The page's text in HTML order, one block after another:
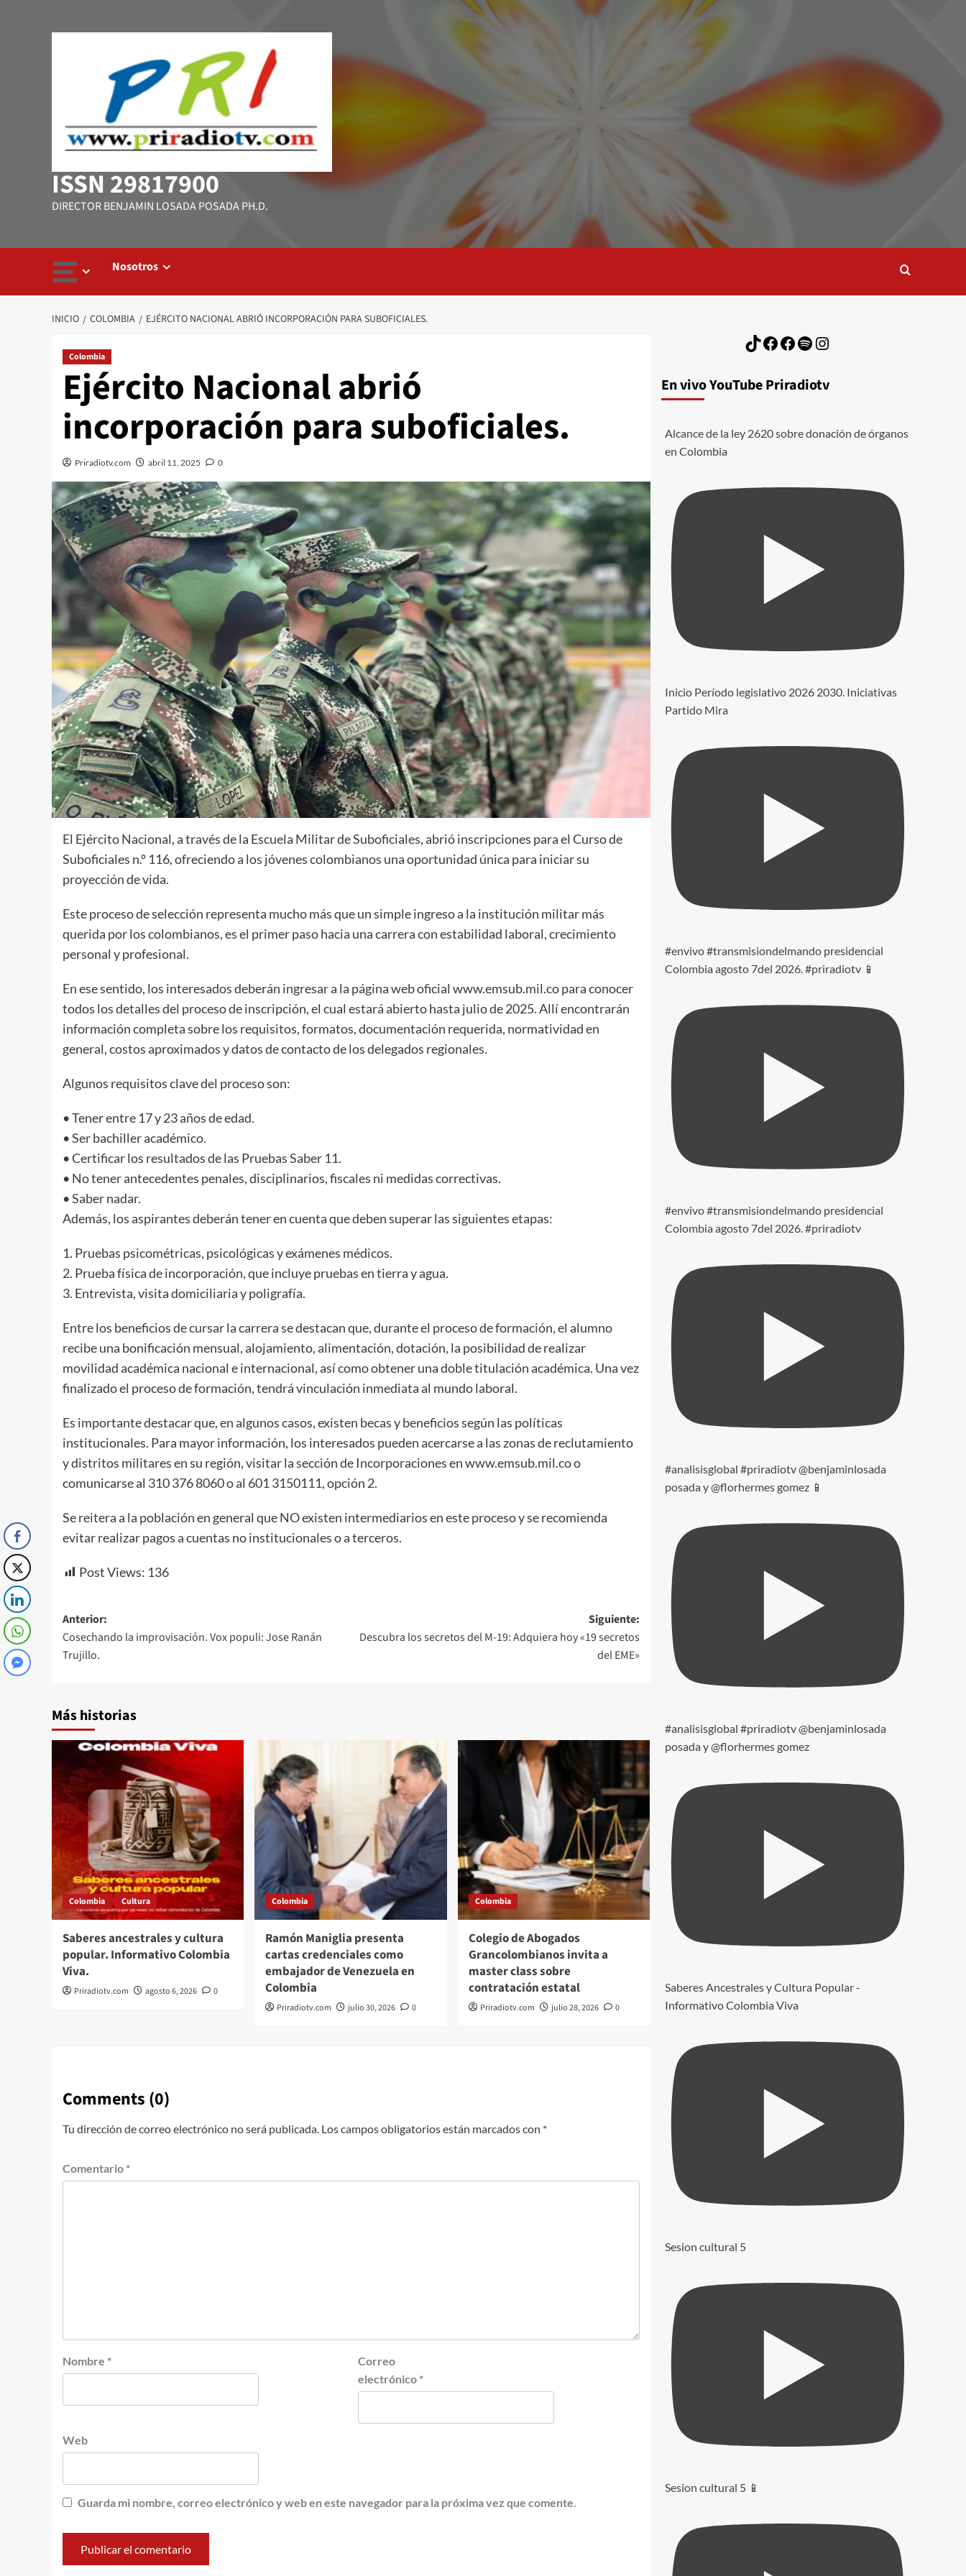
ISSN 29817900
DIRECTOR BENJAMIN LOSADA POSADA PH.D.
Nosotros
INICIO COLOMBIA EJÉRCITO NACIONAL ABRIÓ INCORPORACIÓN PARA SUBOFICIALES.
Colombia
Ejército Nacional abrió
incorporación para suboficiales.
Priradiotv.com abril 11, 2025 0
El Ejército Nacional, a través de la Escuela Militar de Suboficiales, abrió inscripciones para el Curso de
Suboficiales n.º 116, ofreciendo a los jóvenes colombianos una oportunidad única para iniciar su
proyección de vida.
Este proceso de selección representa mucho más que un simple ingreso a la institución militar más
querida por los colombianos, es el primer paso hacia una carrera con estabilidad laboral, crecimiento
personal y profesional.
En ese sentido, los interesados deberán ingresar a la página web oficial www.emsub.mil.co para conocer
todos los detalles del proceso de inscripción, el cual estará abierto hasta julio de 2025. Allí encontrarán
información completa sobre los requisitos, formatos, documentación requerida, normatividad en
general, costos aproximados y datos de contacto de los delegados regionales.
Algunos requisitos clave del proceso son:
•⁠ ⁠Tener entre 17 y 23 años de edad.
•⁠ ⁠Ser bachiller académico.
•⁠ ⁠Certificar los resultados de las Pruebas Saber 11.
•⁠ ⁠No tener antecedentes penales, disciplinarios, fiscales ni medidas correctivas.
•⁠ ⁠Saber nadar.
Además, los aspirantes deberán tener en cuenta que deben superar las siguientes etapas:
1.⁠ ⁠Pruebas psicométricas, psicológicas y exámenes médicos.
2.⁠ ⁠Prueba física de incorporación, que incluye pruebas en tierra y agua.
3.⁠ ⁠Entrevista, visita domiciliaria y poligrafía.
Entre los beneficios de cursar la carrera se destacan que, durante el proceso de formación, el alumno
recibe una bonificación mensual, alojamiento, alimentación, dotación, la posibilidad de realizar
movilidad académica nacional e internacional, así como obtener una doble titulación académica. Una vez
finalizado el proceso de formación, tendrá vinculación inmediata al mundo laboral.
Es importante destacar que, en algunos casos, existen becas y beneficios según las políticas
institucionales. Para mayor información, los interesados pueden acercarse a las zonas de reclutamiento
y distritos militares en su región, visitar la sección de Incorporaciones en www.emsub.mil.co o
comunicarse al 310 376 8060 o al 601 3150111, opción 2.
Se reitera a la población en general que NO existen intermediarios en este proceso y se recomienda
evitar realizar pagos a cuentas no institucionales o a terceros.
Post Views: 136
Navegación
de
entradas
Anterior:
Cosechando la improvisación. Vox populi: Jose Ranán
Trujillo.
Siguiente:
Descubra los secretos del M-19: Adquiera hoy «19 secretos
del EME»
Más historias
Colombia Cultura
Saberes ancestrales y cultura
popular. Informativo Colombia
Viva.
Priradiotv.com agosto 6, 2026 0
Colombia
Ramón Maniglia presenta
cartas credenciales como
embajador de Venezuela en
Colombia
Priradiotv.com julio 30, 2026 0
Colombia
Colegio de Abogados
Grancolombianos invita a
master class sobre
contratación estatal
Priradiotv.com julio 28, 2026 0
Comments (0)
Tu dirección de correo electrónico no será publicada. Los campos obligatorios están marcados con *
Comentario *
Nombre *
Correo
electrónico *
Web
Guarda mi nombre, correo electrónico y web en este navegador para la próxima vez que comente.
TikTok
Facebook
Facebook
Spotify
Instagram
En vivo YouTube Priradiotv
Alcance de la ley 2620 sobre donación de órganos
en Colombia
Inicio Período legislativo 2026 2030. Iniciativas
Partido Mira
#envivo #transmisiondelmando presidencial
Colombia agosto 7del 2026. #priradiotv 📱
#envivo #transmisiondelmando presidencial
Colombia agosto 7del 2026. #priradiotv
#analisisglobal #priradiotv @benjaminlosada
posada y @florhermes gomez 📱
#analisisglobal #priradiotv @benjaminlosada
posada y @florhermes gomez
Saberes Ancestrales y Cultura Popular -
Informativo Colombia Viva
Sesion cultural 5
Sesion cultural 5 📱